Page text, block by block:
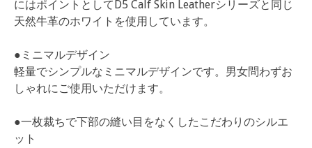
にはポイントとしてD5 Calf Skin Leatherシリーズと同じ
天然牛革のホワイトを使用しています。
●ミニマルデザイン
軽量でシンプルなミニマルデザインです。男女問わずお
しゃれにご使用いただけます。
●一枚裁ちで下部の縫い目をなくしたこだわりのシルエ
ット